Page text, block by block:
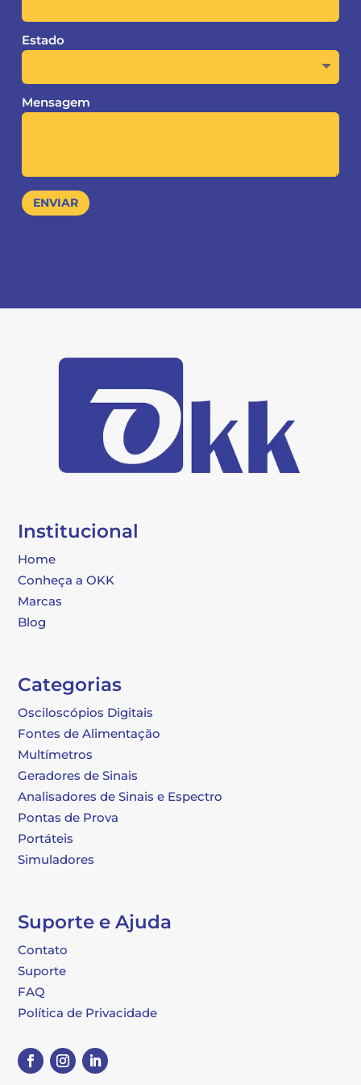
Estado
Mensagem
ENVIAR
Institucional
Home
Conheça a OKK
Marcas
Blog
Categorias
Osciloscópios Digitais
Fontes de Alimentação
Multímetros
Geradores de Sinais
Analisadores de Sinais e Espectro
Pontas de Prova
Portáteis
Simuladores
Suporte e Ajuda
Contato
Suporte
FAQ
Política de Privacidade